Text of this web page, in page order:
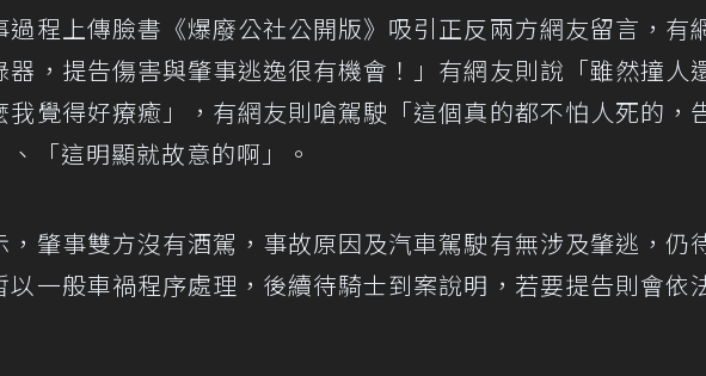
過程上傳臉書《爆廢公社公開版》吸引正反兩方網友留言，有
器，提告傷害與肇事逃逸很有機會！」有網友則說「雖然撞人
我覺得好療癒」，有網友則嗆駕駛「這個真的都不怕人死的，
「這明顯就故意的啊」。
，肇事雙方沒有酒駕，事故原因及汽車駕駛有無涉及肇逃，仍
一般車禍程序處理，後續待騎士到案說明，若要提告則會依